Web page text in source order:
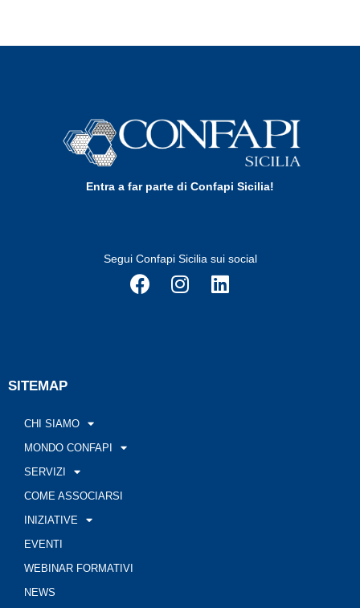
Entra a far parte di Confapi Sicilia!
Segui Confapi Sicilia sui social
SITEMAP
CHI SIAMO
MONDO CONFAPI
SERVIZI
COME ASSOCIARSI
INIZIATIVE
EVENTI
WEBINAR FORMATIVI
NEWS